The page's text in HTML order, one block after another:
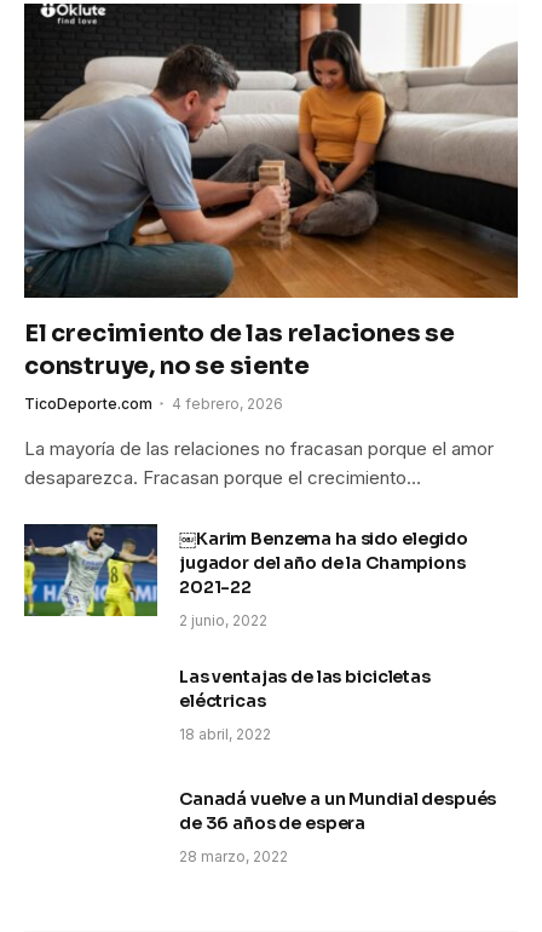
El crecimiento de las relaciones se
construye, no se siente
TicoDeporte.com 4 febrero, 2026
La mayoría de las relaciones no fracasan porque el amor
desaparezca. Fracasan porque el crecimiento…
￼Karim Benzema ha sido elegido
jugador del año de la Champions
2021-22
2 junio, 2022
Las ventajas de las bicicletas
eléctricas
18 abril, 2022
Canadá vuelve a un Mundial después
de 36 años de espera
28 marzo, 2022